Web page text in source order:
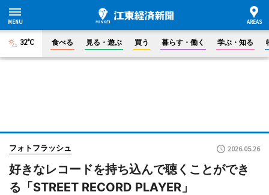
32°C 食べる 見る・遊ぶ 買う 暮らす・働く 学ぶ・知る
フォトフラッシュ 2026.05.26
好きなレコードを持ち込んで聴くことができ
る「STREET RECORD PLAYER」